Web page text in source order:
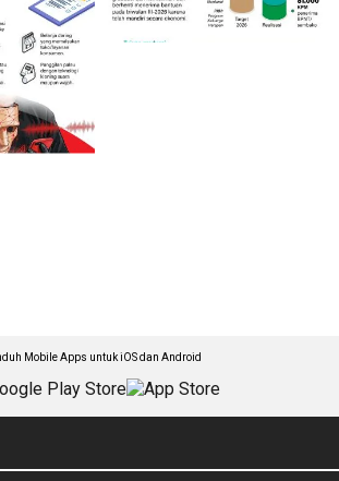
Mobile Apps untuk iOS dan Android